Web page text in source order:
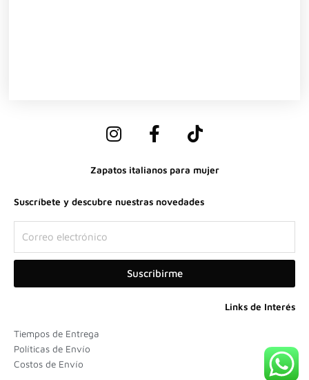
I
n
t
g
r
m
F
a
e
o
o
-
f
T
i
t
o
k
Zapatos italianos para mujer
Suscríbete y descubre nuestras novedades
electrónico
Suscribirme
Links de Interés
Tiempos de Entrega
Políticas de Envío
Costos de Envío